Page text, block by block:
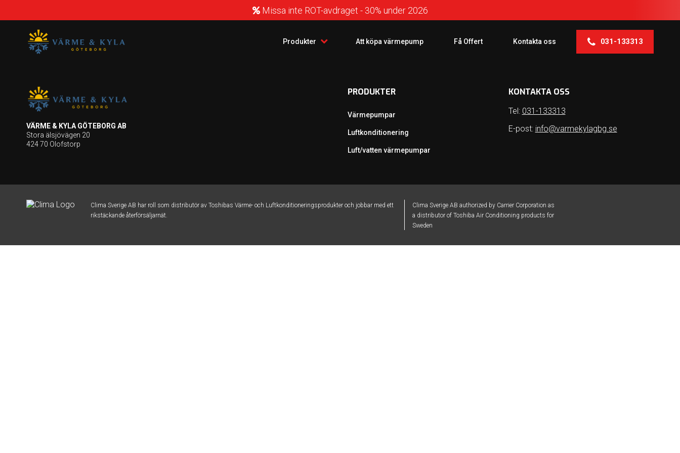
Missa inte ROT-avdraget - 30% under 2026
Produkter Att köpa värmepump Få Offert Kontakta oss 031-133313
VÄRME & KYLA GÖTEBORG AB
Stora älsjövägen 20
424 70 Olofstorp
PRODUKTER
Värmepumpar
Luftkonditionering
Luft/vatten värmepumpar
KONTAKTA OSS
Tel: 031-133313
E-post: info@varmekylagbg.se
Clima Sverige AB har roll som distributör av Toshibas Värme- och Luftkonditioneringsprodukter och jobbar med ett
rikstäckande återförsäljarnät.
Clima Sverige AB authorized by Carrier Corporation as
a distributor of Toshiba Air Conditioning products for
Sweden